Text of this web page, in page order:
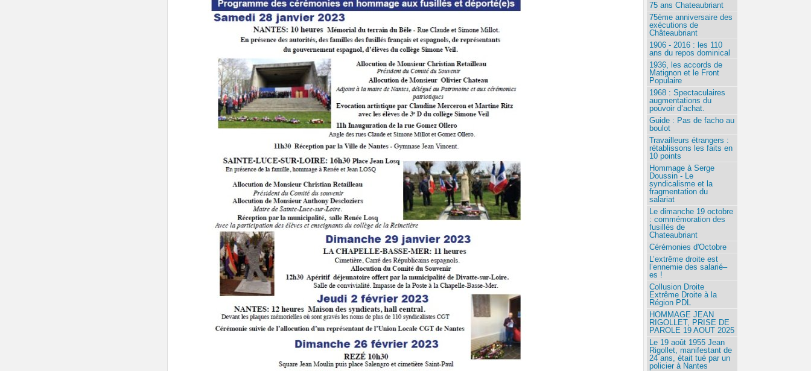
75 ans Chateaubriant
75ème anniversaire des
exécutions de
Châteaubriant
1906 - 2016 : les 110
ans du repos dominical
1936, les accords de
Matignon et le Front
Populaire
1968 : Spectaculaires
augmentations du
pouvoir d’achat.
Guide : Pas de facho au
boulot
Travailleurs étrangers :
rétablissons les faits en
10 points
Hommage à Serge
Doussin - Le
syndicalisme et la
fragmentation du
salariat
Le dimanche 19 octobre
: commémoration des
fusillés de
Chateaubriant
Cérémonies d'Octobre
L’extrême droite est
l’ennemie des salarié–
es !
Collusion Droite
Extrême Droite à la
Région PDL
HOMMAGE JEAN
RIGOLLET, PRISE DE
PAROLE 19 AOUT 2025
Le 19 août 1955 Jean
Rigollet, manifestant de
24 ans, était tué par un
policier à Nantes